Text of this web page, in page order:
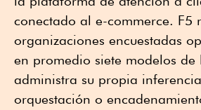
conectado al e-commerce. F5
organizaciones encuestadas
en promedio siete modelos de
administra su propia
orquestación o